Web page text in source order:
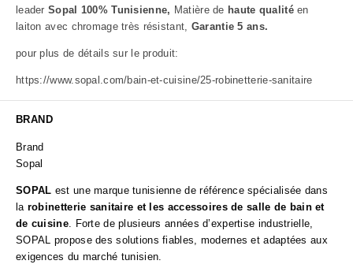
leaderSopal 100% Tunisienne, Matière de haute qualitéen
laiton avec chromage très résistant, Garantie 5 ans.
pour plus de détails sur le produit:
https://www.sopal.com/bain-et-cuisine/25-robinetterie-sanitaire
BRAND
Brand
Sopal
SOPAL est une marque tunisienne de référence spécialisée dans
la robinetterie sanitaire et les accessoires de salle de bain et
de cuisine. Forte de plusieurs années d’expertise industrielle,
SOPAL propose des solutions fiables, modernes et adaptées aux
exigences du marché tunisien.